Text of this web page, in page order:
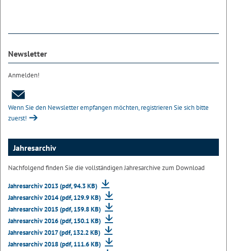
Newsletter
Anmelden!
Wenn Sie den Newsletter empfangen möchten, registrieren Sie sich bitte
zuerst!
Jahresarchiv
Nachfolgend finden Sie die vollständigen Jahresarchive zum Download
Jahresarchiv 2013 (pdf, 94.3 KB)
Jahresarchiv 2014 (pdf, 129.9 KB)
Jahresarchiv 2015 (pdf, 159.8 KB)
Jahresarchiv 2016 (pdf, 150.1 KB)
Jahresarchiv 2017 (pdf, 132.2 KB)
Jahresarchiv 2018 (pdf, 111.6 KB)